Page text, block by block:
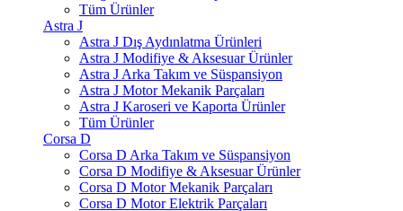
Tüm Ürünler
Astra J
Astra J Dış Aydınlatma Ürünleri
Astra J Modifiye & Aksesuar Ürünler
Astra J Arka Takım ve Süspansiyon
Astra J Motor Mekanik Parçaları
Astra J Karoseri ve Kaporta Ürünler
Tüm Ürünler
Corsa D
Corsa D Arka Takım ve Süspansiyon
Corsa D Modifiye & Aksesuar Ürünler
Corsa D Motor Mekanik Parçaları
Corsa D Motor Elektrik Parçaları